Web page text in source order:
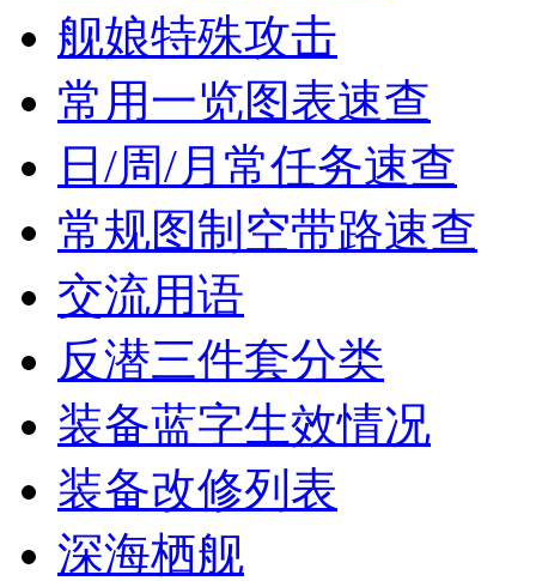
舰娘特殊攻击
常用一览图表速查
日/周/月常任务速查
常规图制空带路速查
交流用语
反潜三件套分类
装备蓝字生效情况
装备改修列表
深海栖舰